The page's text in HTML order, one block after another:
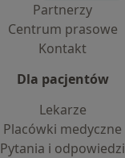
Partnerzy
Centrum prasowe
Kontakt
Dla pacjentów
Lekarze
Placówki medyczne
Pytania i odpowiedzi